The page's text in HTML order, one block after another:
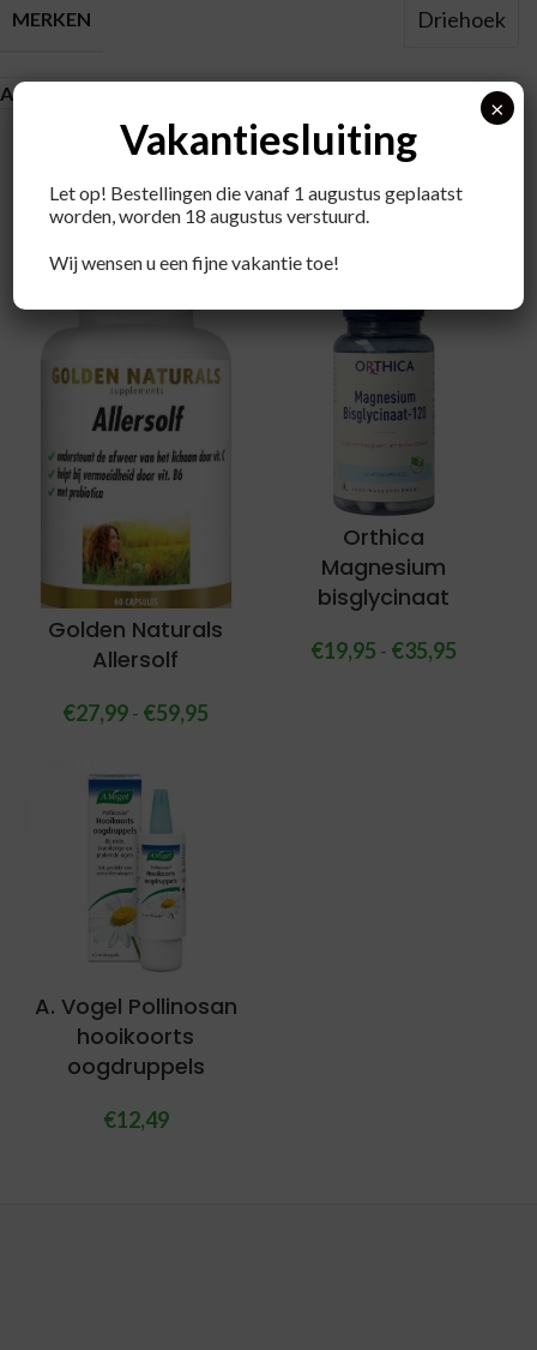
MERKEN Driehoek
About brand
Golden Naturals
Allersolf
€27,99- €59,95
Orthica
Magnesium
bisglycinaat
€19,95 - €35,95
A. Vogel Pollinosan
hooikoorts
oogdruppels
€12,49
Vakantiesluiting
Let op! Bestellingen die vanaf 1 augustus geplaatst
worden, worden 18 augustus verstuurd.
Wij wensen u een fijne vakantie toe!
×